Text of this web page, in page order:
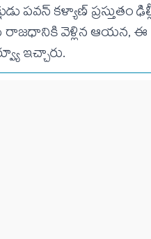
పవన్ కళ్యాణ్ ప్రస్తుతం
రాజధానికి వెళ్లిన ఆయన, ఈ
ఇచ్చారు.